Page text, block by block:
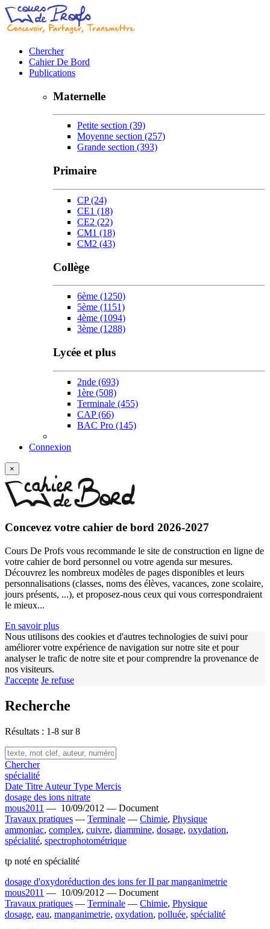
Chercher
Cahier De Bord
Publications
Maternelle
Petite section (39)
Moyenne section (257)
Grande section (393)
Primaire
CP(24)
CE1 (18)
CE2 (22)
CM1 (18)
CM2 (43)
Collège
6ème (1250)
5ème (1151)
4ème (1094)
3ème (1288)
Lycée et plus
2nde (693)
1ère (508)
Terminale (455)
CAP(66)
BAC Pro (145)
Connexion
×
Concevez votre cahier de bord 2026-2027
Cours De Profs vous recommande le site de construction en ligne de
votre cahier de bord personnel ou votre agenda sur mesures.
Découvrez les nombreux modèles de pages disponibles et leurs
personnalisations (classes, noms des élèves, vacances, zone scolaire,
jours présents, ...), et proposez-nous ceux qui vous correspondraient
le mieux...
En savoir plus
Nous utilisons des cookies et d'autres technologies de suivi pour
améliorer votre expérience de navigation sur notre site et pour
analyser le trafic de notre site et pour comprendre la provenance de
nos visiteurs.
J'accepte Je refuse
Recherche
Résultats : 1-8 sur 8
Chercher
spécialité
Date Titre AuteurType Mercis
dosage des ions nitrate
mous2011 — 10/09/2012 — Document
Travaux pratiques — Terminale — Chimie, Physique
ammoniac, complex, cuivre, diammine, dosage, oxydation,
spécialité, spectrophotométrique
tp noté en spécialité
dosage d'oxydoréduction des ions fer II par manganimetrie
mous2011 — 10/09/2012 — Document
Travaux pratiques — Terminale — Chimie, Physique
dosage, eau, manganimetrie, oxydation, polluée, spécialité